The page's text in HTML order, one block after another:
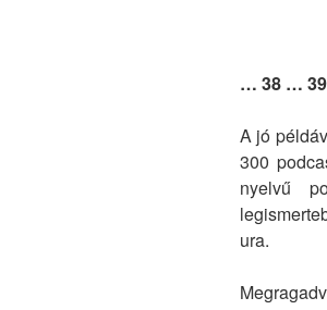
… 38 …
A jó
300
nyelvű
ura.